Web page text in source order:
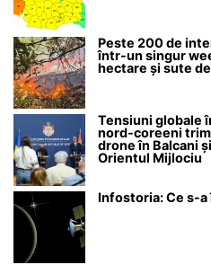
Peste 200 de
într-un singur
hectare și sute
Tensiuni globale
nord-coreeni
drone în Balcani
Orientul Mijlociu
Infostoria: Ce s-